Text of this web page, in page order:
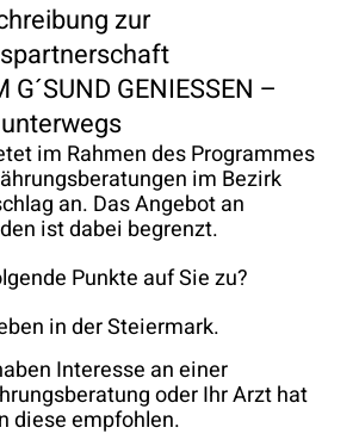
zur
G´SUND GENIESSEN –
im Rahmen des Programmes
im Bezirk
an. Das Angebot an
ist dabei begrenzt.
Punkte auf Sie zu?
in der Steiermark.
Interesse an einer
oder Ihr Arzt hat
diese empfohlen.